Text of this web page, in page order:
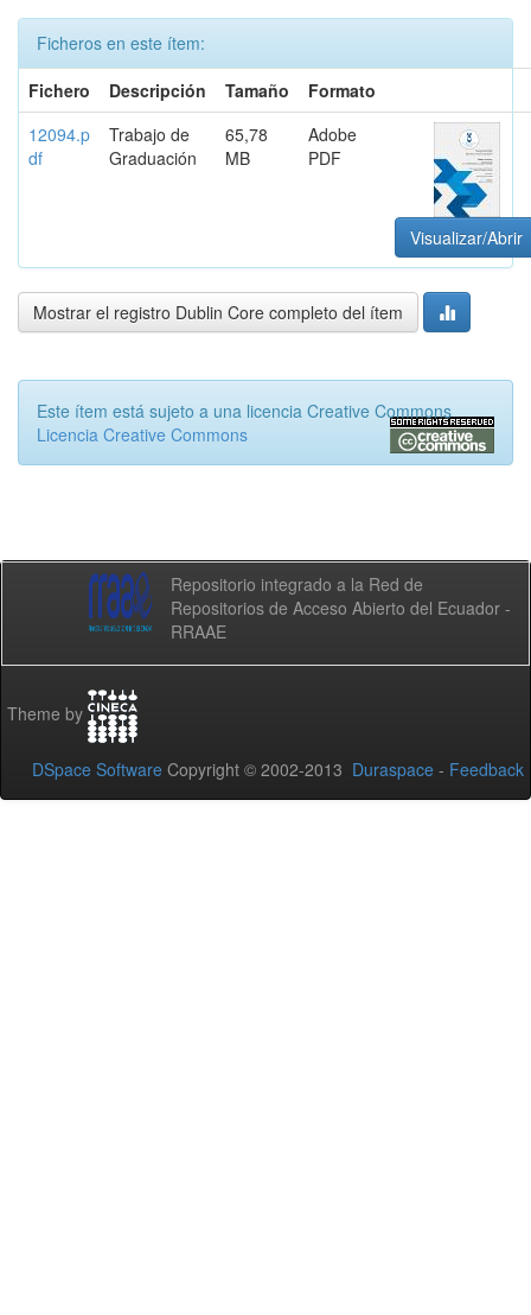
Ficheros en este ítem:
Fichero
Descripción Tamaño
Formato
12094.p
df
Trabajo de
Graduación
65,78
MB
Adobe
PDF
Visualizar/Abrir
Mostrar el registro Dublin Core completo del ítem
Este ítem está sujeto a una licencia Creative Commons
Licencia Creative Commons
Repositorio integrado a la Red de
Repositorios de Acceso Abierto del Ecuador -
RRAAE
Theme by
DSpace Software Copyright © 2002-2013 Duraspace - Feedback